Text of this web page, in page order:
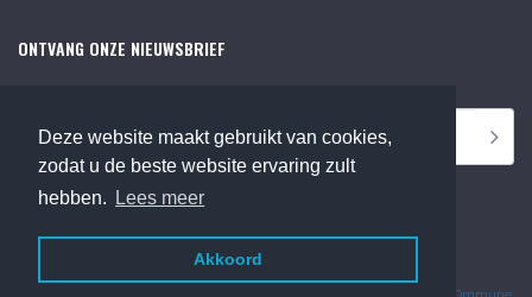
Deze website maakt gebruikt van cookies,
zodat u de beste website ervaring zult
hebben.
Lees meer
Akkoord
ONTVANG ONZE NIEUWSBRIEF
©2018 Online Museum de Bilt. Alle rechten voorbehouden.